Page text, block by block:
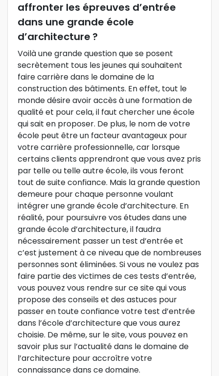
affronter les épreuves d’entrée
dans une grande école
d’architecture ?
Voilà une grande question que se posent
secrètement tous les jeunes qui souhaitent
faire carrière dans le domaine de la
construction des bâtiments. En effet, tout le
monde désire avoir accès à une formation de
qualité et pour cela, il faut chercher une école
qui sait en proposer. De plus, le nom de votre
école peut être un facteur avantageux pour
votre carrière professionnelle, car lorsque
certains clients apprendront que vous avez pris
par telle ou telle autre école, ils vous feront
tout de suite confiance. Mais la grande question
demeure pour chaque personne voulant
intégrer une grande école d’architecture. En
réalité, pour poursuivre vos études dans une
grande école d’architecture, il faudra
nécessairement passer un test d’entrée et
c’est justement à ce niveau que de nombreuses
personnes sont éliminées. Si vous ne voulez pas
faire partie des victimes de ces tests d’entrée,
vous pouvez vous rendre sur ce site qui vous
propose des conseils et des astuces pour
passer en toute confiance votre test d’entrée
dans l’école d’architecture que vous aurez
choisie. De même, sur le site, vous pouvez en
savoir plus sur l’actualité dans le domaine de
l’architecture pour accroître votre
connaissance dans ce domaine.